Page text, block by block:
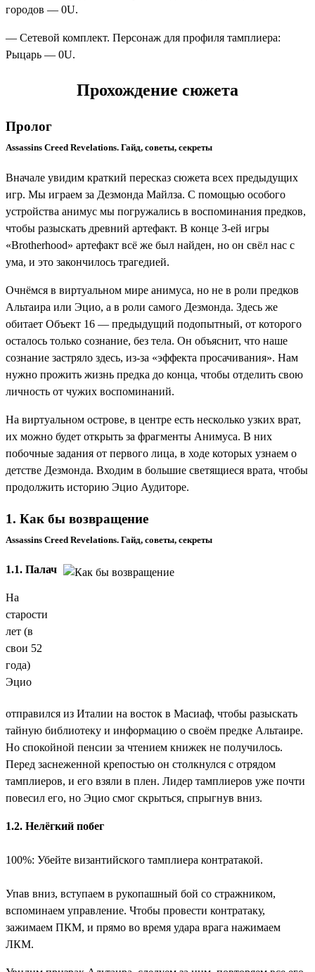
городов — 0U.
— Сетевой комплект. Персонаж для профиля тамплиера:
Рыцарь — 0U.
Прохождение сюжета
Пролог
Assassins Creed Revelations. Гайд, советы, секреты
Вначале увидим краткий пересказ сюжета всех предыдущих
игр. Мы играем за Дезмонда Майлза. С помощью особого
устройства анимус мы погружались в воспоминания предков,
чтобы разыскать древний артефакт. В конце 3-ей игры
«Brotherhood» артефакт всё же был найден, но он свёл нас с
ума, и это закончилось трагедией.
Очнёмся в виртуальном мире анимуса, но не в роли предков
Альтаира или Эцио, а в роли самого Дезмонда. Здесь же
обитает Объект 16 — предыдущий подопытный, от которого
осталось только сознание, без тела. Он объяснит, что наше
сознание застряло здесь, из-за «эффекта просачивания». Нам
нужно прожить жизнь предка до конца, чтобы отделить свою
личность от чужих воспоминаний.
На виртуальном острове, в центре есть несколько узких врат,
их можно будет открыть за фрагменты Анимуса. В них
побочные задания от первого лица, в ходе которых узнаем о
детстве Дезмонда. Входим в большие светящиеся врата, чтобы
продолжить историю Эцио Аудиторе.
1. Как бы возвращение
Assassins Creed Revelations. Гайд, советы, секреты
1.1. Палач
На
старости
лет (в
свои 52
года)
Эцио
отправился из Италии на восток в Масиаф, чтобы разыскать
тайную библиотеку и информацию о своём предке Альтаире.
Но спокойной пенсии за чтением книжек не получилось.
Перед заснеженной крепостью он столкнулся с отрядом
тамплиеров, и его взяли в плен. Лидер тамплиеров уже почти
повесил его, но Эцио смог скрыться, спрыгнув вниз.
1.2. Нелёгкий побег
100%: Убейте византийского тамплиера контратакой.
Упав вниз, вступаем в рукопашный бой со стражником,
вспоминаем управление. Чтобы провести контратаку,
зажимаем ПКМ, и прямо во время удара врага нажимаем
ЛКМ.